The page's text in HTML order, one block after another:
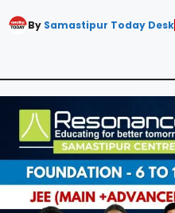
By Samastipur Today Desk